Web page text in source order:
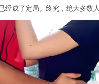
经成了定局。终究，绝大多数